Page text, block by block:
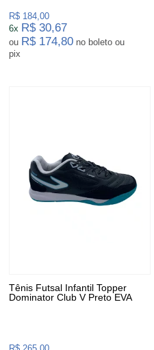
R$ 184,00
6x R$ 30,67
ou R$ 174,80 no boleto ou
pix
Tênis Futsal Infantil Topper
Dominator Club V Preto EVA